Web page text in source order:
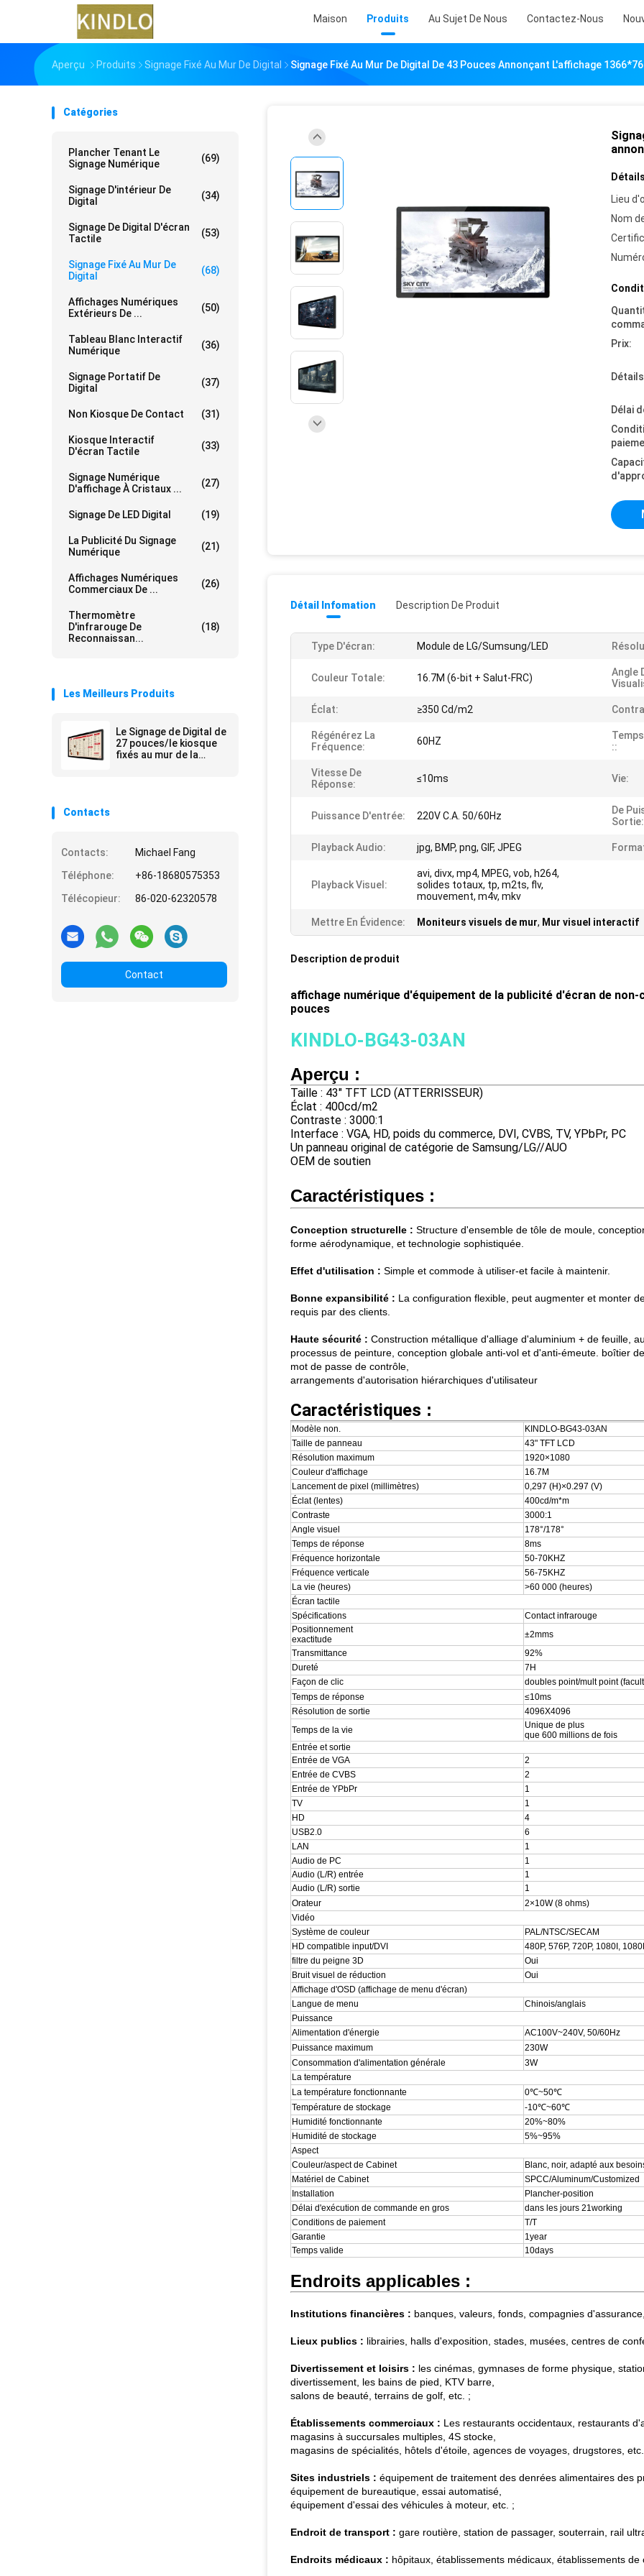
Maison Produits Au Sujet De Nous Contactez-Nous
Aperçu Produits Signage Fixé Au Mur De Digital Signage Fixé Au Mur De Digital De 43 Pouces Annonçant L'affichage
Catégories
Plancher Tenant Le
Signage Numérique
(69)
Signage D'intérieur De
Digital
(34)
Signage De Digital D'écran
Tactile
(53)
Signage Fixé Au Mur De
Digital
(68)
Affichages Numériques
Extérieurs De ...
(50)
Tableau Blanc Interactif
Numérique
(36)
Signage Portatif De
Digital
(37)
Non Kiosque De Contact (31)
Kiosque Interactif
D'écran Tactile
(33)
Signage Numérique
D'affichage À Cristaux ...
(27)
Signage De LED Digital (19)
La Publicité Du Signage
Numérique
(21)
Affichages Numériques
Commerciaux De ...
(26)
Thermomètre
D'infrarouge De
Reconnaissan...
(18)
Les Meilleurs Produits
Le Signage de Digital de
27 pouces/le kiosque
fixés au mur de la
Contacts
Contacts:
Michael Fang
Téléphone:
+86-18680575353
Télécopieur:
86-020-62320578
Contact
Lieu
Nom
Prix:
Délai
Détail Infomation Description De Produit
Type D'écran: Module de LG/Sumsung/LED
Couleur Totale: 16.7M (6-bit + Salut-FRC)
Angle
Éclat: ≥350 Cd/m2
Régénérez La
Fréquence:
60HZ
::
Vitesse De
Réponse:
≤10ms Vie:
Puissance D'entrée: 220V C.A. 50/60Hz
De
Sortie:
Playback Audio: jpg, BMP, png, GIF, JPEG
Playback Visuel:
avi, divx, mp4, MPEG, vob, h264,
solides totaux, tp, m2ts, flv,
mouvement, m4v, mkv
Mettre En Évidence: Moniteurs visuels de mur, Mur visuel interactif
Description de produit
affichage numérique d'équipement de la publicité d'écran de
pouces
KINDLO-BG43-03AN
Aperçu :
Taille : 43" TFT LCD (ATTERRISSEUR)
Éclat : 400cd/m2
Contraste : 3000:1
Interface : VGA, HD, poids du commerce, DVI, CVBS, TV, YPbPr, PC
Un panneau original de catégorie de Samsung/LG//AUO
OEM de soutien
Caractéristiques :
Conception structurelle : Structure d'ensemble de tôle de moule,
forme aérodynamique, et technologie sophistiquée.
Effet d'utilisation : Simple et commode à utiliser-et facile à maintenir.
Bonne expansibilité : La configuration flexible, peut augmenter et monter
requis par des clients.
Haute sécurité : Construction métallique d'alliage d'aluminium + de feuille,
processus de peinture, conception globale anti-vol et d'anti-émeute. boîtier
mot de passe de contrôle,
arrangements d'autorisation hiérarchiques d'utilisateur
Caractéristiques :
Modèle non.
KINDLO-BG43-03AN
Taille de panneau
43" TFT LCD
Résolution maximum
1920×1080
Couleur d'affichage
16.7M
Lancement de pixel (millimètres)
0,297 (H)×0.297 (V)
Éclat (lentes)
400cd/m*m
Contraste
3000:1
Angle visuel
178°/178°
Temps de réponse
8ms
Fréquence horizontale
50-70KHZ
Fréquence verticale
56-75KHZ
La vie (heures)
>60 000 (heures)
Écran tactile
Spécifications
Contact infrarouge
Positionnement
exactitude
±2mms
Transmittance
92%
Dureté
7H
Façon de clic
doubles point/mult point
Temps de réponse
≤10ms
Résolution de sortie
4096X4096
Temps de la vie
Unique de plus
que 600 millions de fois
Entrée et sortie
Entrée de VGA
2
Entrée de CVBS
2
Entrée de YPbPr
1
TV
1
HD
4
USB2.0
6
LAN
1
Audio de PC
1
Audio (L/R) entrée
1
Audio (L/R) sortie
1
Orateur
2×10W(8 ohms)
Vidéo
Système de couleur
PAL/NTSC/SECAM
HD compatible input/DVI
480P, 576P, 720P, 1080I,
filtre du peigne 3D
Oui
Bruit visuel de réduction
Oui
Affichage d'OSD (affichage de menu d'écran)
Langue de menu
Chinois/anglais
Puissance
Alimentation d'énergie
AC100V~240V, 50/60Hz
Puissance maximum
230W
Consommation d'alimentation générale
3W
La température
La température fonctionnante
0℃~50℃
Température de stockage
-10℃~60℃
Humidité fonctionnante
20%~80%
Humidité de stockage
5%~95%
Aspect
Couleur/aspect de Cabinet
Blanc, noir, adapté aux
Matériel de Cabinet
SPCC/Aluminum/Customized
Installation
Plancher-position
Délai d'exécution de commande en gros
dans les jours 21working
Conditions de paiement
T/T
Garantie
1year
Temps valide
10days
Endroits applicables :
Institutions financières : banques, valeurs, fonds, compagnies
Lieux publics : librairies, halls d'exposition, stades, musées, centres de
Divertissement et loisirs : les cinémas, gymnases de forme physique,
divertissement, les bains de pied, KTV barre,
salons de beauté, terrains de golf, etc. ;
Établissements commerciaux : Les restaurants occidentaux, restaurants
magasins à succursales multiples, 4S stocke,
magasins de spécialités, hôtels d'étoile, agences de voyages, drugstores,
Sites industriels : équipement de traitement des denrées alimentaires des
équipement de bureautique, essai automatisé,
équipement d'essai des véhicules à moteur, etc. ;
Endroit de transport : gare routière, station de passager, souterrain, rail
Endroits médicaux : hôpitaux, établissements médicaux, établissements